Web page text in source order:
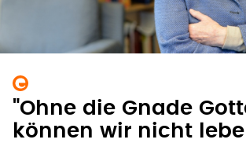
"Ohne die Gnade
können wir nicht